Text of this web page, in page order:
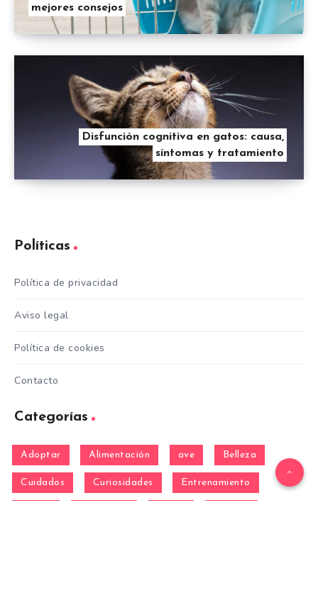
mejores consejos
Disfunción cognitiva en gatos: causa,
síntomas y tratamiento
Políticas
Política de privacidad
Aviso legal
Política de cookies
Contacto
Categorías
Adoptar Alimentación ave Belleza
Cuidados Curiosidades Entrenamiento